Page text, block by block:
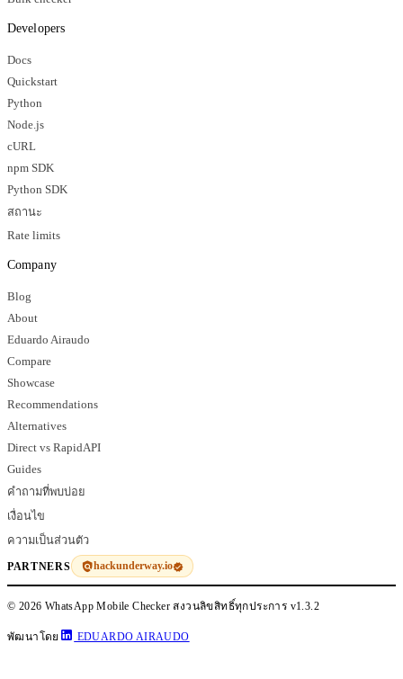
Developers
Docs
Quickstart
Python
Node.js
cURL
npm SDK
Python SDK
สถานะ
Rate limits
Company
Blog
About
Eduardo Airaudo
Compare
Showcase
Recommendations
Alternatives
Direct vs RapidAPI
Guides
คำถามที่พบบ่อย
เงื่อนไข
ความเป็นส่วนตัว
PARTNERS hackunderway.io
© 2026 WhatsApp Mobile Checker สงวนลิขสิทธิ์ทุกประการ v1.3.2
พัฒนาโดย EDUARDO AIRAUDO